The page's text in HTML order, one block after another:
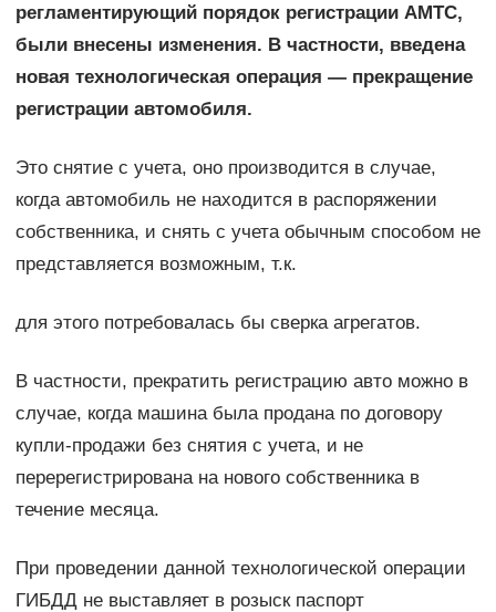
регламентирующий порядок регистрации АМТС,
были внесены изменения. В частности, введена
новая технологическая операция — прекращение
регистрации автомобиля.
Это снятие с учета, оно производится в случае,
когда автомобиль не находится в распоряжении
собственника, и снять с учета обычным способом не
представляется возможным, т.к.
для этого потребовалась бы сверка агрегатов.
В частности, прекратить регистрацию авто можно в
случае, когда машина была продана по договору
купли-продажи без снятия с учета, и не
перерегистрирована на нового собственника в
течение месяца.
При проведении данной технологической операции
ГИБДД не выставляет в розыск паспорт